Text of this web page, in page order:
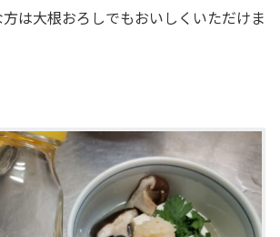
は大根おろしでもおいしくいただけま